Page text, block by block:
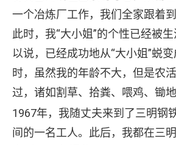
一个冶炼厂工作，我们全家跟着
此时，我“大小姐”的个性已经被
以说，已经成功地从“大小姐”蜕
时，虽然我的年龄不大，但是农
过，诸如割草、拾粪、喂鸡、锄地
1967年，我随丈夫来到了三明钢
间的一名工人。此后，我都在三